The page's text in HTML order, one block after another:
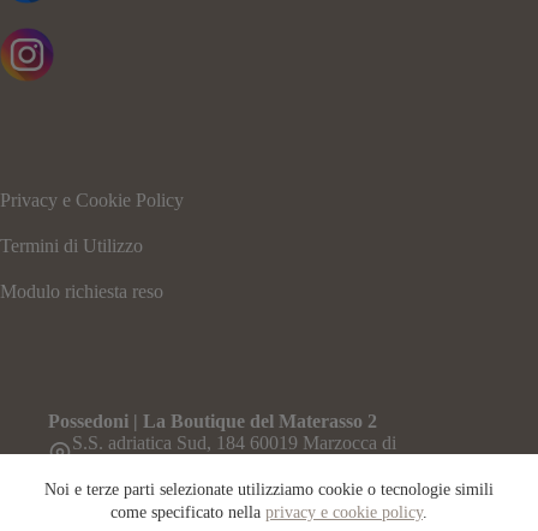
Noi e terze parti selezionate utilizziamo cookie o tecnologie simili
come specificato nella privacy e cookie policy.
Privacy e Cookie Policy
Termini di Utilizzo
Modulo richiesta reso
Possedoni | La Boutique del Materasso 2
S.S. adriatica Sud, 184 60019 Marzocca di
Telefono:
071-6609708